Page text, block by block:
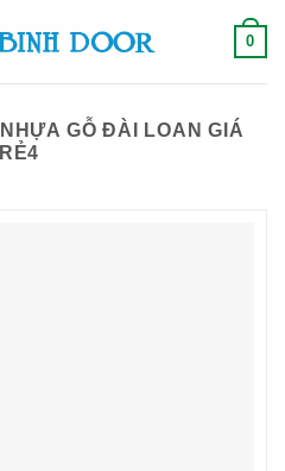
0
GỖ ĐÀI LOAN GIÁ
RẺ4